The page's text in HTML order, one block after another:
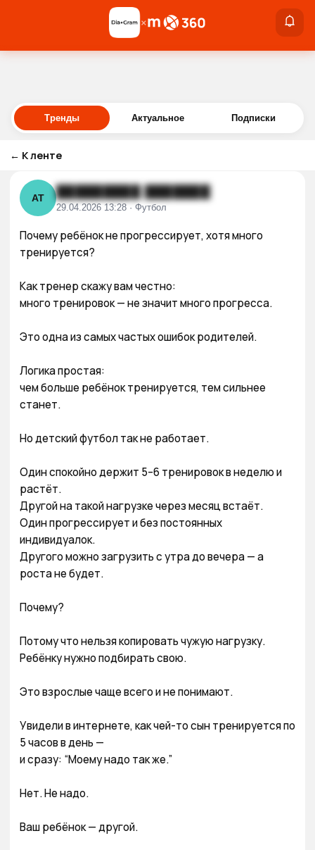
Войти
×
Тренды Актуальное Подписки
← К ленте
АТ █████████ ███████
29.04.2026 13:28 · Футбол
Почему ребёнок не прогрессирует, хотя много
тренируется?
Как тренер скажу вам честно:
много тренировок — не значит много прогресса.
Это одна из самых частых ошибок родителей.
Логика простая:
чем больше ребёнок тренируется, тем сильнее
станет.
Но детский футбол так не работает.
Один спокойно держит 5–6 тренировок в неделю и
растёт.
Другой на такой нагрузке через месяц встаёт.
Один прогрессирует и без постоянных
индивидуалок.
Другого можно загрузить с утра до вечера — а
роста не будет.
Почему?
Потому что нельзя копировать чужую нагрузку.
Ребёнку нужно подбирать свою.
Это взрослые чаще всего и не понимают.
Увидели в интернете, как чей-то сын тренируется по
5 часов в день —
и сразу: “Моему надо так же.”
Нет. Не надо.
Ваш ребёнок — другой.